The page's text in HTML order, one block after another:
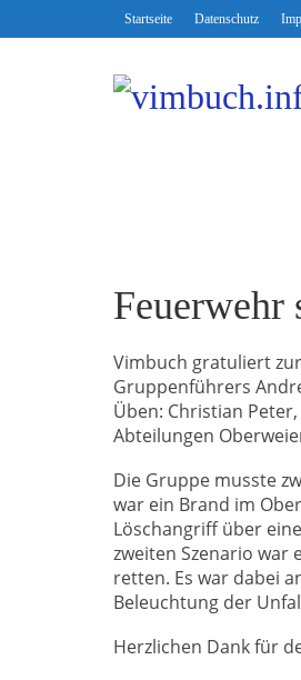
Startseite Datenschutz
Vimbuch gratuliert
Gruppenführers
Üben: Christian
Abteilungen
Die Gruppe musste
war ein Brand im
Löschangriff über
zweiten Szenario war
retten. Es war dabei
Beleuchtung der
Herzlichen Dank für